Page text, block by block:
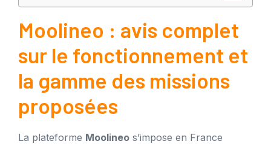
Moolineo : avis complet
sur le fonctionnement et
la gamme des missions
proposées
La plateforme Moolineo s’impose en France